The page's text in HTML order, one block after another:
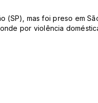
(SP), mas foi preso em
por violência